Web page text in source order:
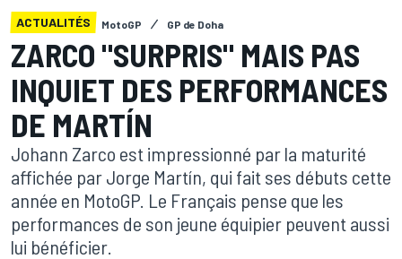
ACTUALITÉS MotoGP GP de Doha
ZARCO "SURPRIS" MAIS PAS
INQUIET DES PERFORMANCES
DE MARTÍN
Johann Zarco est impressionné par la maturité
affichée par Jorge Martín, qui fait ses débuts cette
année en MotoGP. Le Français pense que les
performances de son jeune équipier peuvent aussi
lui bénéficier.